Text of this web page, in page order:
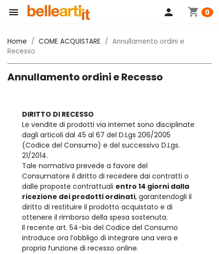
 shopping_cart 0
person
Home COME ACQUISTARE
Annullamento ordini e
Recesso
Annullamento ordini e Recesso
DIRITTO DI RECESSO
Le vendite di prodotti via internet sono disciplinate
dagli articoli dal 45 al 67 del D.Lgs 206/2005
(Codice del Consumo) e del successivo D.Lgs.
21/2014.
Tale normativa prevede a favore del
Consumatore il diritto di recedere dai contratti o
dalle proposte contrattuali entro 14 giorni dalla
ricezione dei prodotti ordinati, garantendogli il
diritto di restituire il prodotto acquistato e di
ottenere il rimborso della spesa sostenuta.
Il recente art. 54-bis del Codice del Consumo
introduce ora l’obbligo di integrare una vera e
propria funzione di recesso online.